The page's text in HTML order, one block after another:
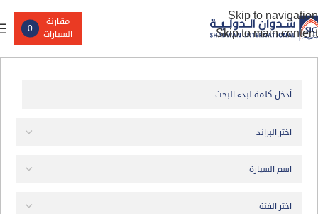
Skip to navigation
Skip to main content
مقارنة
السيارات
0